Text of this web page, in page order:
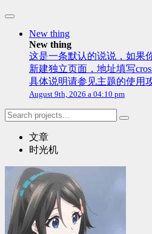
New thing
New thing
这是一条默认的说说，如果
新建独立页面，地址填写
具体说明请参见主题的使用
August 9th, 2026 a 04:10 pm
文章
时光机